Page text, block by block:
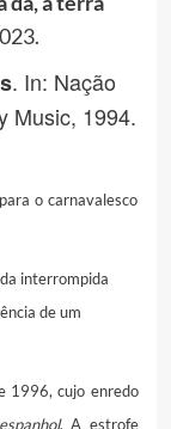
. In: Nação
Music, 1994.
o carnavalesco
interrompida
de um
1996, cujo enredo
. A estrofe